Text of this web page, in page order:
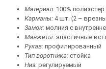
Материал: 100% полиэстер
Карманы: 4 шт. (2 –
Замок: молния с
Манжеты: эластичные
Рукав: профилированный
Тип воротника: стойка
Низ: регулируемый